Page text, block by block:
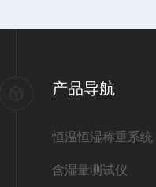
产品导航
恒温恒湿称重系统
含湿量测试仪